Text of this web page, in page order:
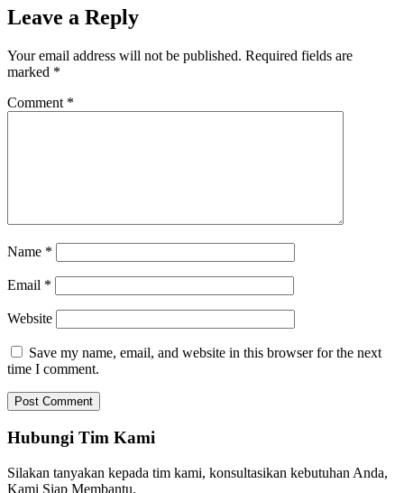
Leave a Reply
Your email address will not be published. Required fields are
marked *
Comment *
Name *
Email *
Website
Save my name, email, and website in this browser for the next
time I comment.
Hubungi Tim Kami
Silakan tanyakan kepada tim kami, konsultasikan kebutuhan Anda,
Kami Siap Membantu.